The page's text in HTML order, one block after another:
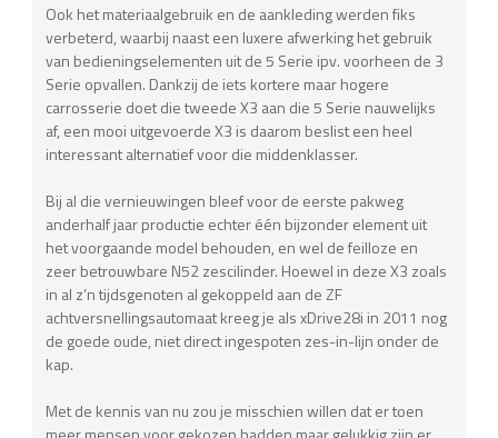
Ook het materiaalgebruik en de aankleding werden fiks
verbeterd, waarbij naast een luxere afwerking het gebruik
van bedieningselementen uit de 5 Serie ipv. voorheen de 3
Serie opvallen. Dankzij de iets kortere maar hogere
carrosserie doet die tweede X3 aan die 5 Serie nauwelijks
af, een mooi uitgevoerde X3 is daarom beslist een heel
interessant alternatief voor die middenklasser.
Bij al die vernieuwingen bleef voor de eerste pakweg
anderhalf jaar productie echter één bijzonder element uit
het voorgaande model behouden, en wel de feilloze en
zeer betrouwbare N52 zescilinder. Hoewel in deze X3 zoals
in al z’n tijdsgenoten al gekoppeld aan de ZF
achtversnellingsautomaat kreeg je als xDrive28i in 2011 nog
de goede oude, niet direct ingespoten zes-in-lijn onder de
kap.
Met de kennis van nu zou je misschien willen dat er toen